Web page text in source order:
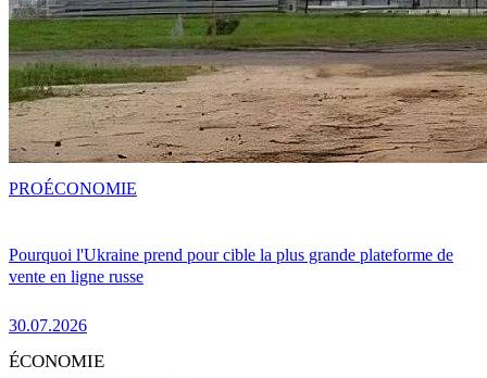
Pourquoi l'Ukraine prend pour cible la plus grande plateforme de
vente en ligne russe
30.07.2026
PROÉCONOMIE
ÉCONOMIE